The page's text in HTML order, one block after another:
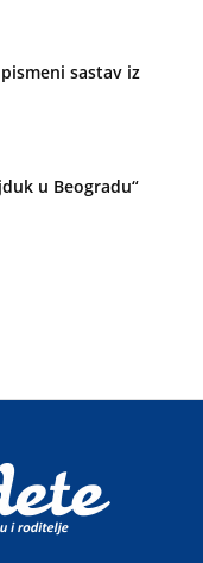
sastav iz
u Beogradu“